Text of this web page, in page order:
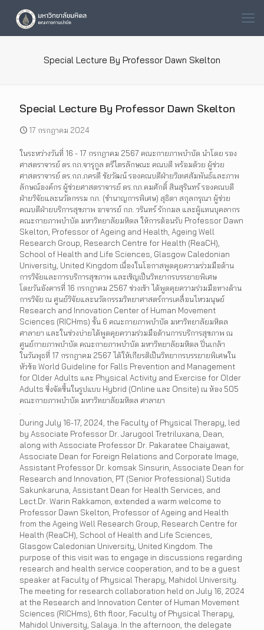
Special Lecture By Professor Dawn Skelton
Special Lecture By Professor Dawn Skelton
17 กรกฎาคม 2024
ในระหว่างวันที่ 16 - 17 กรกฎาคม 2567 คณะกายภาพบำบัด นำโดย รอง
ศาสตราจารย์ ดร.กภ.จารุกูล ตรีไตรลักษณะ คณบดี พร้อมด้วย ผู้ช่วย
ศาสตราจารย์ ดร.กภ.ภครตี ชัยวัฒน์ รองคณบดีฝ่ายวิเทศสัมพันธ์และภาพ
ลักษณ์องค์กร ผู้ช่วยศาสตราจารย์ ดร.กภ.คมศักดิ์ สินสุรินทร์ รองคณบดี
ฝ่ายวิจัยและนวัตกรรม กภ. (ชำนาญการพิเศษ) สุธิดา สกุลกรุณา ผู้ช่วย
คณบดีฝ่ายบริการสุขภาพ อาจารย์ กภ. วรินทร์ รักกมล และผู้แทนบุคลากร
คณะกายภาพบำบัด มหาวิทยาลัยมหิดล ให้การต้อนรับ Professor Dawn
Skelton, Professor of Ageing and Health, Ageing Well
Research Group, Research Centre for Health (ReaCH),
School of Health and Life Sciences, Glasgow Caledonian
University, United Kingdom เนื่องในโอกาสพูดคุยความร่วมมือด้าน
การวิจัยและการบริการสุขภาพ และเชิญเป็นวิทยากรบรรยายพิเศษ
โดยวันอังคารที่ 16 กรกฎาคม 2567 ช่วงเช้า ได้พูดคุยความร่วมมือทางด้าน
การวิจัย ณ ศูนย์วิจัยและนวัตกรรมวิทยาศาสตร์การเคลื่อนไหวมนุษย์
Research and Innovation Center of Human Movement
Sciences (RICHms) ชั้น 6 คณะกายภาพบำบัด มหาวิทยาลัยมหิดล
ศาลายา และในช่วงบ่ายได้พูดคุยความร่วมมือด้านการบริการสุขภาพ ณ
ศูนย์กายภาพบำบัด คณะกายภาพบำบัด มหาวิทยาลัยมหิดล ปิ่นเกล้า
ในวันพุธที่ 17 กรกฎาคม 2567 ได้ให้เกียรติเป็นวิทยากรบรรยายพิเศษใน
หัวข้อ World Guideline for Falls Prevention and Management
for Older Adults และ Physical Activity and Exercise for Older
Adults ซึ่งจัดขึ้นในรูปแบบ Hybrid (Online และ Onsite) ณ ห้อง 505
คณะกายภาพบำบัด มหาวิทยาลัยมหิดล ศาลายา
During July 16-17, 2024, the Faculty of Physical Therapy, led
by Associate Professor Dr. Jarugool Tretriluxana, Dean,
along with Associate Professor Dr. Pakaratee Chaiyawat,
Associate Dean for Foreign Relations and Corporate Image,
Assistant Professor Dr. komsak Sinsurin, Associate Dean for
Research and Innovation, PT (Senior Professional) Sutida
Sakunkaruna, Assistant Dean for Health Services, and
Lect.Dr. Warin Rakkamon, extended a warm welcome to
Professor Dawn Skelton, Professor of Ageing and Health
from the Ageing Well Research Group, Research Centre for
Health (ReaCH), School of Health and Life Sciences,
Glasgow Caledonian University, United Kingdom. The
purpose of this visit was to engage in discussions regarding
research and health service cooperation, and to be a guest
speaker at Faculty of Physical Therapy, Mahidol University.
The meeting for research collaboration held on July 16, 2024
at the Research and Innovation Center of Human Movement
Sciences (RICHms), 6th floor, Faculty of Physical Therapy,
Mahidol University, Salaya. In the afternoon, the delegate